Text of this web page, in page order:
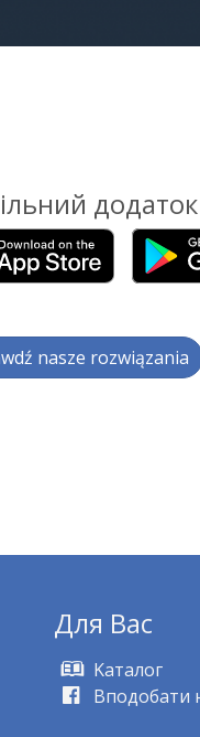
додаток
nasze rozwiązania
Для Bас
Kаталог
Вподобати